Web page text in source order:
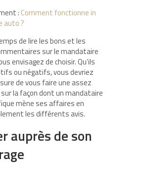
: Comment fonctionne in
auto ?
de lire les bons et les
sur le mandataire
envisagez de choisir. Qu’ils
ou négatifs, vous devriez
de vous faire une assez
la façon dont un mandataire
mène ses affaires en
les différents avis.
auprès de son